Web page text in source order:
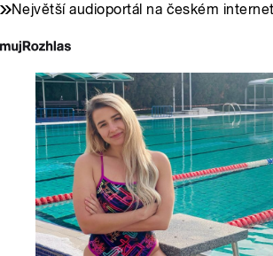
Největší audioportál na českém